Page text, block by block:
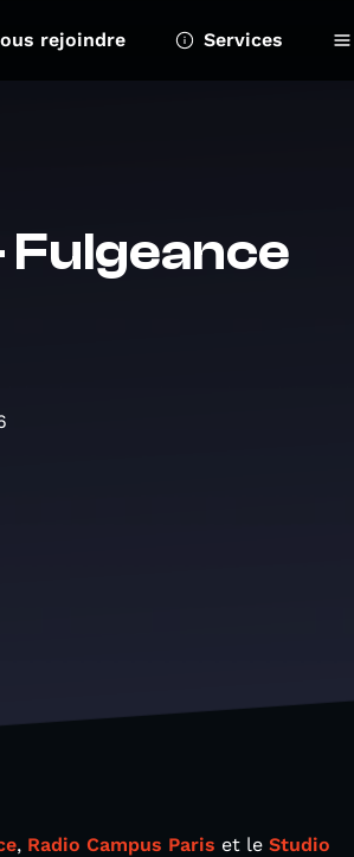
rejoindre Services
Fulgeance
, Radio Campus Paris et le Studio